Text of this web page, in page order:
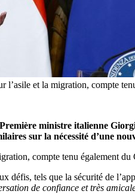
l’asile et la migration, compte
ministre italienne
sur la nécessité d’une
compte tenu également
défis, tels que la sécurité de
de confiance et très